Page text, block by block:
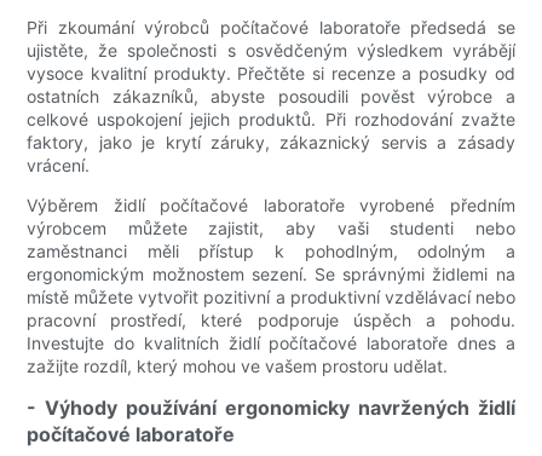
Při zkoumání výrobců počítačové laboratoře předsedá se
ujistěte, že společnosti s osvědčeným výsledkem vyrábějí
vysoce kvalitní produkty. Přečtěte si recenze a posudky od
ostatních zákazníků, abyste posoudili pověst výrobce a
celkové uspokojení jejich produktů. Při rozhodování zvažte
faktory, jako je krytí záruky, zákaznický servis a zásady
vrácení.
Výběrem židlí počítačové laboratoře vyrobené předním
výrobcem můžete zajistit, aby vaši studenti nebo
zaměstnanci měli přístup k pohodlným, odolným a
ergonomickým možnostem sezení. Se správnými židlemi na
místě můžete vytvořit pozitivní a produktivní vzdělávací nebo
pracovní prostředí, které podporuje úspěch a pohodu.
Investujte do kvalitních židlí počítačové laboratoře dnes a
zažijte rozdíl, který mohou ve vašem prostoru udělat.
- Výhody používání ergonomicky navržených židlí
počítačové laboratoře